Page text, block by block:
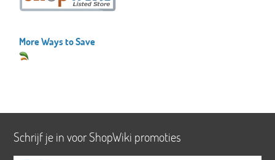
More Ways to Save
Schrijf je in voor ShopWiki promoties